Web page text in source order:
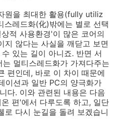
원을 최대한 활용(fully utiliz
스레드화(化)밖에는 별로 선택
적 사용환경'이 많은 코어의
지 않다는 사실을 깨닫고 보면
있는 길이 아니죠. 반면 서
멀티스레드화가 가져다주는
편인데, 바로 이 차이 때문에
이션과 일반 PC의 양극화가
다. 이와 관련된 내용은 다음
편'에서 다루도록 하고, 일단
로 다시 눈길을 돌려 보겠습니